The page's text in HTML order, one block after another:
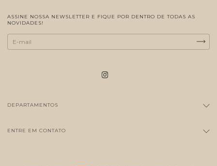
ASSINE NOSSA NEWSLETTER E FIQUE POR DENTRO DE TODAS AS
NOVIDADES!
DEPARTAMENTOS
ENTRE EM CONTATO